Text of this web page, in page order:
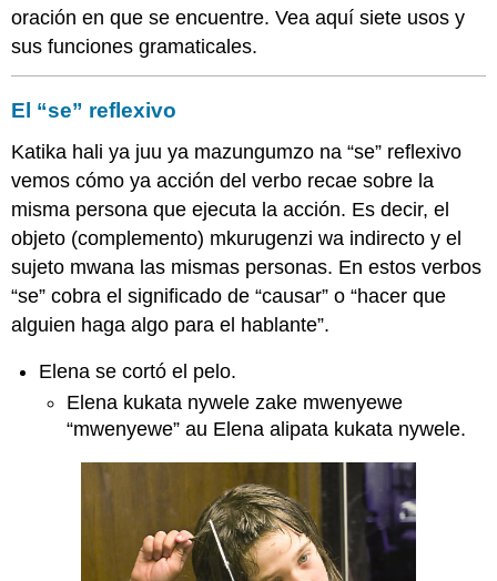
que
de
significiado
según
o
no
el
pronombre
¡Ojo!
¡Ahora
a
Actividad
2.2.1
B
Actividad
oración en que se encuentre. Vea aquí siete usos y
sus funciones gramaticales.
El “se” reflexivo
Katika hali ya juu ya mazungumzo na “se” reflexivo
vemos cómo ya acción del verbo recae sobre la
misma persona que ejecuta la acción. Es decir, el
objeto (complemento) mkurugenzi wa indirecto y el
sujeto mwana las mismas personas. En estos verbos
“se” cobra el significado de “causar” o “hacer que
alguien haga algo para el hablante”.
Elena se cortó el pelo.
Elena kukata nywele zake mwenyewe
“mwenyewe” au Elena alipata kukata nywele.